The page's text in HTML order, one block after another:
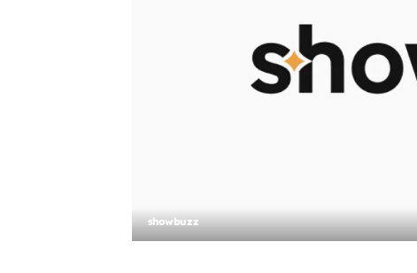
showbuzz